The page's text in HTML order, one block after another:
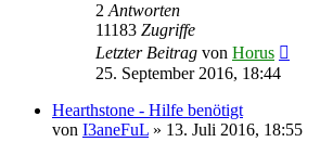
2 Antworten
11183 Zugriffe
Letzter Beitrag von Horus
25. September 2016, 18:44
Hearthstone - Hilfe benötigt
von I3aneFuL » 13. Juli 2016, 18:55